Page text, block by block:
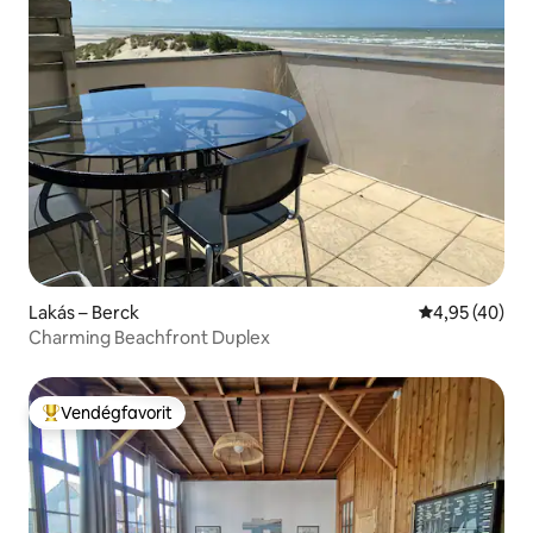
Lakás – Berck Átlagos
4,95 (40)
Charming Beachfront Duplex
Kiemelt vendégfavorit
Vendégfavorit